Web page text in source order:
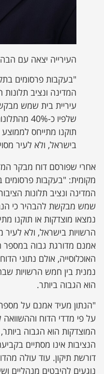
העירייה יצאה עם
"בעקבות פרסומים
המדינה ונציב
עיריית בית שמש
שלפיו כ-
תוקנו מתייחס
בישראל, ולא לעיר
אחרי שפורסם דוח מבקר
מקומית: "בעקבות
המדינה ונציב תלונות
נמצאו מוצדקות או תוקנו
הרשויות בישראל, ולא
אמנם מדורגת גבוה במספר
האוכלוסייה, אולם נתוני
נמנית בין חמש הרשויות
הוא הגבוה ביותר.
"הנתון מעיד אמנם על
על פי מדדי הדוח וההשוואה
המוצדקות הוא הגבוה
הנציבות אינו מסתיים
דורשת תיקון. עוד עולה
נוגעים להיבטים מנהליים